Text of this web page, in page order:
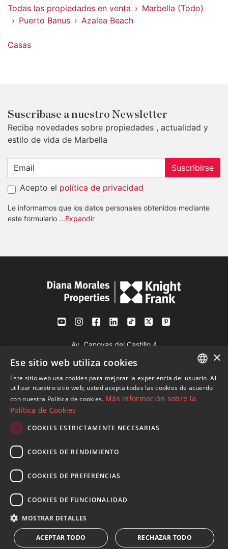
Todas las propiedades en venta
Marbella (Todo)
Puerto Banus
Azalea Beach
Casas
Suscribase a nuestro Newsletter
Reciba novedades sobre propiedades , actualidad y
estilo de vida de Marbella
Suscribirse
Acepto el política de privacidad
Le informamos que los datos personales obtenidos mediante
este formulario ...Expandir
Av. Canovas del Castillo 4
29601 Marbella
Ver en mapa
Mob:+34 601 636 766
info@dmproperties.com
© Copyright 1989 - 2026 Diana Morales Properties Knight
Frank ·
Web & SEO
ENGLISH
SPANISH
×
Ese sitio web utiliza cookies
Este sitio web usa cookies para mejorar la experiencia del usuario. Al
utilizar nuestro sitio web, usted acepta todas las cookies de acuerdo
con nuestra Política de cookies. Más información sobre la
Política de Cookies
COOKIES ESTRICTAMENTE NECESARIAS
COOKIES DE RENDIMIENTO
COOKIES DE PREFERENCIAS
COOKIES DE FUNCIONALIDAD
MOSTRAR DETALLES
ACEPTAR TODO RECHAZAR TODO